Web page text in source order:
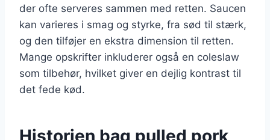
der ofte serveres sammen med retten. Saucen
kan varieres i smag og styrke, fra sød til stærk,
og den tilføjer en ekstra dimension til retten.
Mange opskrifter inkluderer også en coleslaw
som tilbehør, hvilket giver en dejlig kontrast til
det fede kød.
Historien bag pulled pork